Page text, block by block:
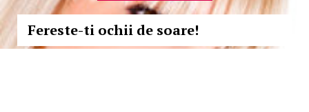
Fereste-ti ochii de soare!